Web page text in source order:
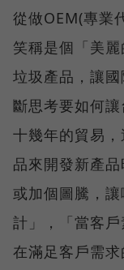
從做OEM(專業
笑稱是個「美
垃圾產品，讓
斷思考要如何
十幾年的貿易
品來開發新產
或加個圖騰，
計」，「當客戶
在滿足客戶需